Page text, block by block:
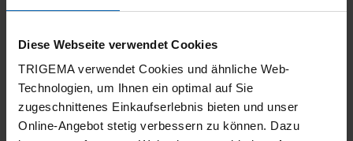
Diese Webseite verwendet Cookies
TRIGEMA verwendet Cookies und ähnliche Web-
Technologien, um Ihnen ein optimal auf Sie
zugeschnittenes Einkaufserlebnis bieten und unser
Online-Angebot stetig verbessern zu können. Dazu